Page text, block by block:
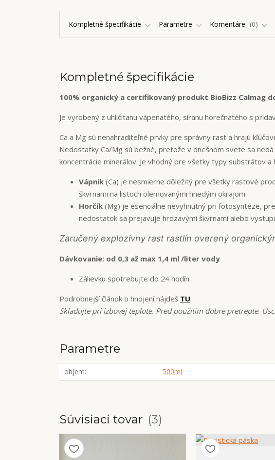
Kompletné špecifikácie Parametre Komentáre 0
Kompletné špecifikácie
100% organický a certifikovaný produkt BioBizz Calmag
Je vyrobený z uhličitanu vápenatého, síranu horečnatého s
Ca a Mg sú nenahraditeľné prvky pre správny rast a hrajú
Nedostatky Ca/Mg sú bežné, pretože v dnešnom svete sa
koncentrácie minerálov. Je vhodný pre všetky typy substrátov a
Vápnik (Ca) je nesmierne dôležitý pre všetky rastové
škvrnami na listoch olemovanými hnedým okrajom.
Horčík (Mg) je esenciálne nevyhnutný pri fotosyntéze,
nedostatok sa prejavuje hrdzavými škvrnami alebo
Zaručený explozívny rast rastlín overený
Dávkovanie: od 0,3 až max 1,4 ml /liter vody
Zálievku spotrebujte do 24 hodín.
Podrobnejší článok o hnojení nájdeš TU.
Skladujte pri izbovej teplote. Pred použitím dobre pretrepte.
Parametre
objem 500ml
Súvisiaci tovar 3